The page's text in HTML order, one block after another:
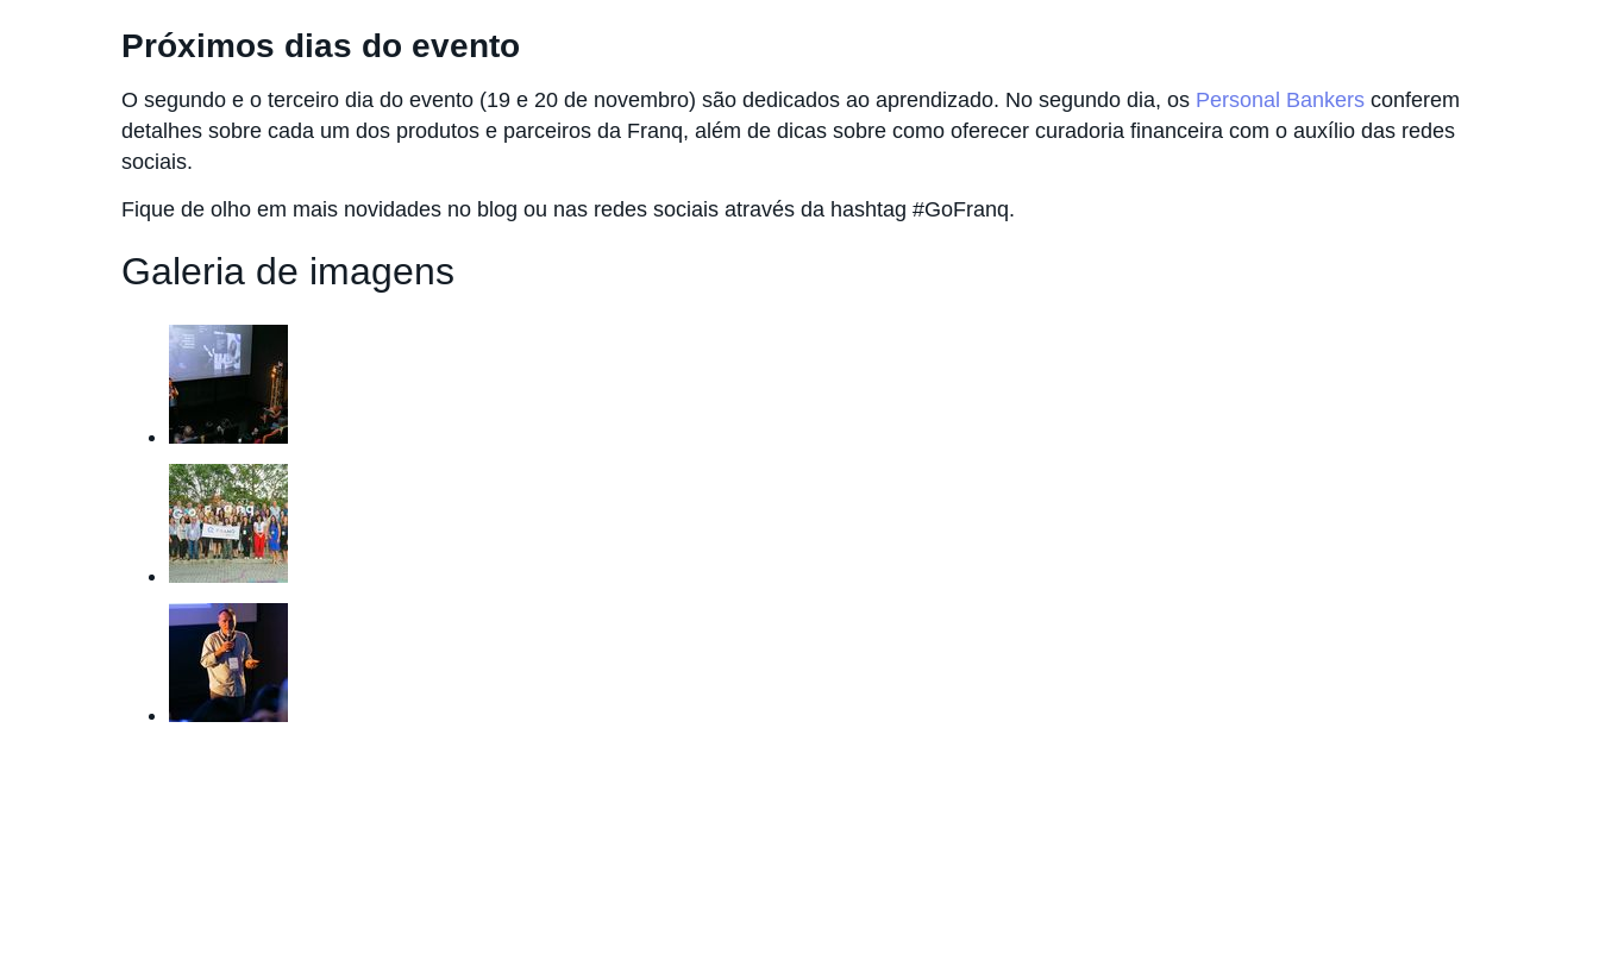
Próximos dias do evento
O segundo e o terceiro dia do evento (19 e 20 de novembro) são dedicados ao aprendizado. No segundo dia, os Personal Bankers conferem
detalhes sobre cada um dos produtos e parceiros da Franq, além de dicas sobre como oferecer curadoria financeira com o auxílio das redes
sociais.
Fique de olho em mais novidades no blog ou nas redes sociais através da hashtag #GoFranq.
Galeria de imagens